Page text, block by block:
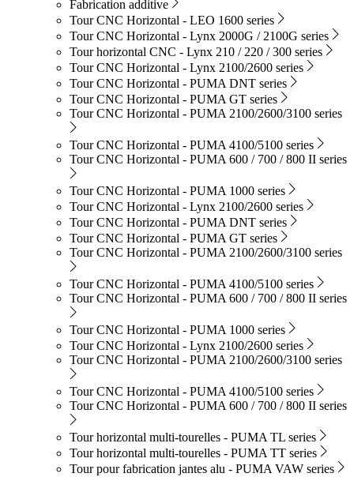
Fabrication additive
Tour CNC Horizontal - LEO 1600 series
Tour CNC Horizontal - Lynx 2000G / 2100G series
Tour horizontal CNC - Lynx 210 / 220 / 300 series
Tour CNC Horizontal - Lynx 2100/2600 series
Tour CNC Horizontal - PUMA DNT series
Tour CNC Horizontal - PUMA GT series
Tour CNC Horizontal - PUMA 2100/2600/3100 series
Tour CNC Horizontal - PUMA 4100/5100 series
Tour CNC Horizontal - PUMA 600 / 700 / 800 II series
Tour CNC Horizontal - PUMA 1000 series
Tour CNC Horizontal - Lynx 2100/2600 series
Tour CNC Horizontal - PUMA DNT series
Tour CNC Horizontal - PUMA GT series
Tour CNC Horizontal - PUMA 2100/2600/3100 series
Tour CNC Horizontal - PUMA 4100/5100 series
Tour CNC Horizontal - PUMA 600 / 700 / 800 II series
Tour CNC Horizontal - PUMA 1000 series
Tour CNC Horizontal - Lynx 2100/2600 series
Tour CNC Horizontal - PUMA 2100/2600/3100 series
Tour CNC Horizontal - PUMA 4100/5100 series
Tour CNC Horizontal - PUMA 600 / 700 / 800 II series
Tour horizontal multi-tourelles - PUMA TL series
Tour horizontal multi-tourelles - PUMA TT series
Tour pour fabrication jantes alu - PUMA VAW series